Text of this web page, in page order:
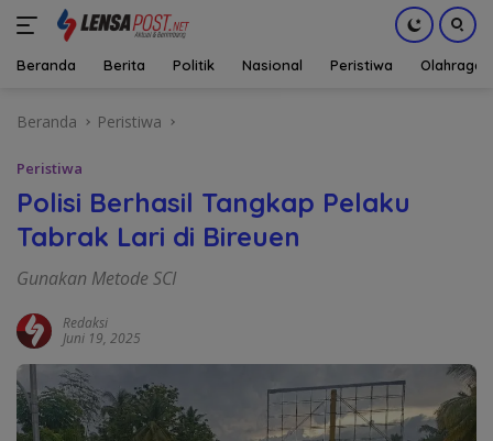
Beranda Berita Politik Nasional Peristiwa Olahraga
Beranda Peristiwa
Peristiwa
Polisi Berhasil Tangkap Pelaku
Tabrak Lari di Bireuen
Gunakan Metode SCI
Redaksi
Juni 19, 2025